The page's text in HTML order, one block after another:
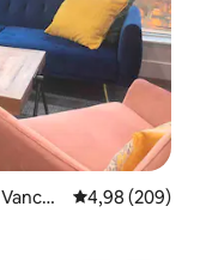
Scor mediu de
4,98 (209)